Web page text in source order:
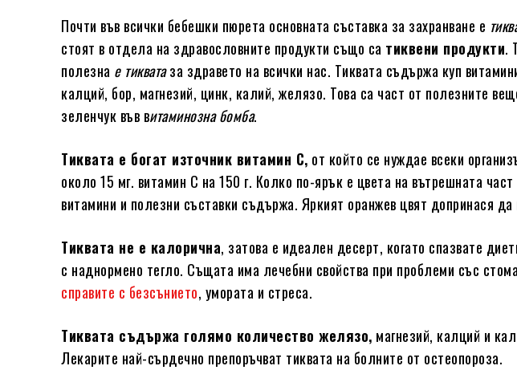
Почти във всички бебешки пюрета основната съставка за захранване е
стоят в отдела на здравословните продукти също са тиквени продукти.
полезна е тикватаза здравето на всички нас. Тиквата съдържа куп
калций, бор, магнезий, цинк, калий, желязо. Това са част от полезните
зеленчук във витаминозна бомба.
Тиквата е богат източник витамин С, от който се нуждае всеки
около 15 мг. витамин С на 150 г. Колко по-ярък е цвета на вътрешната
витамини и полезни съставки съдържа. Яркият оранжев цвят допринася
Тиквата не е калорична, затова е идеален десерт, когато спазвате
с наднормено тегло. Същата има лечебни свойства при проблеми със
справите с безсънието, умората и стреса.
Тиквата съдържа голямо количество желязо, магнезий, калций и
Лекарите най-сърдечно препоръчват тиквата на болните от остеопороза.